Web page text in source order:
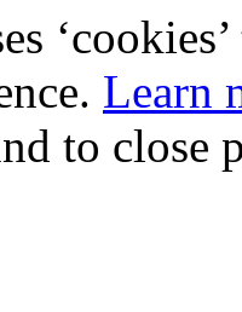
Learn
to close